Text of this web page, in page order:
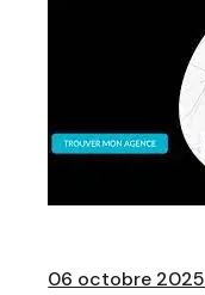
06 octobre 2025